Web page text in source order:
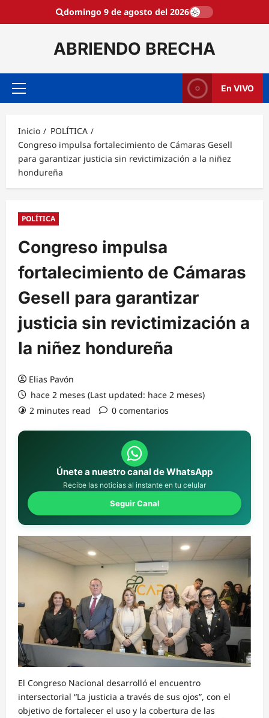
domingo 9 de agosto del 2026
ABRIENDO BRECHA
Menú
En VIVO
Inicio
POLÍTICA
Congreso impulsa fortalecimiento de Cámaras Gesell
para garantizar justicia sin revictimización a la niñez
hondureña
POLÍTICA
Congreso impulsa
fortalecimiento de Cámaras
Gesell para garantizar
justicia sin revictimización a
la niñez hondureña
Elias Pavón
hace 2 meses (Last updated: hace 2 meses)
2 minutes read
0 comentarios
Únete a nuestro canal de WhatsApp
Recibe las noticias al instante en tu celular
Seguir Canal
El Congreso Nacional desarrolló el encuentro
intersectorial “La justicia a través de sus ojos”, con el
objetivo de fortalecer el uso y la cobertura de las